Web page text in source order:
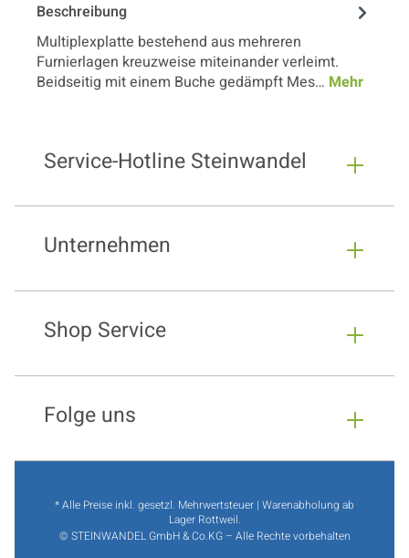
Beschreibung
Multiplexplatte bestehend aus mehreren
Furnierlagen kreuzweise miteinander verleimt.
Beidseitig mit einem Buche gedämpft Mes… Mehr
Service-Hotline Steinwandel
Unternehmen
Shop Service
Folge uns
* Alle Preise inkl. gesetzl. Mehrwertsteuer | Warenabholung ab
Lager Rottweil.
© STEINWANDEL GmbH & Co.KG – Alle Rechte vorbehalten